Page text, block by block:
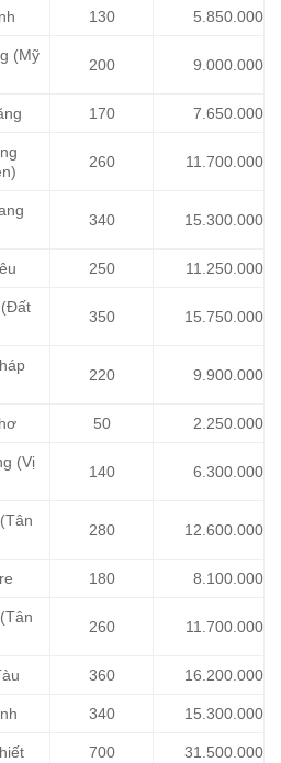
130 5.850.000
(Mỹ
200 9.000.000
170 7.650.000
260 11.700.000
340 15.300.000
250 11.250.000
350 15.750.000
220 9.900.000
50 2.250.000
(Vị
140 6.300.000
280 12.600.000
180 8.100.000
260 11.700.000
360 16.200.000
340 15.300.000
700 31.500.000